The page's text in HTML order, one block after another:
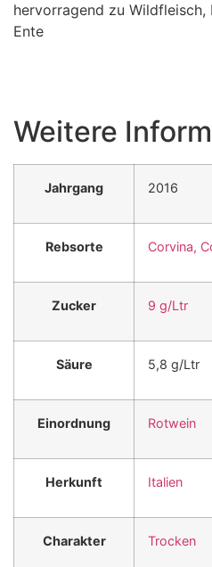
hervorragend zu
Ente
Weitere
Jahrgang 2016
Rebsorte Corvina,
Zucker 9 g/Ltr
Säure 5,8 g/Ltr
Einordnung Rotwein
Herkunft Italien
Charakter Trocken